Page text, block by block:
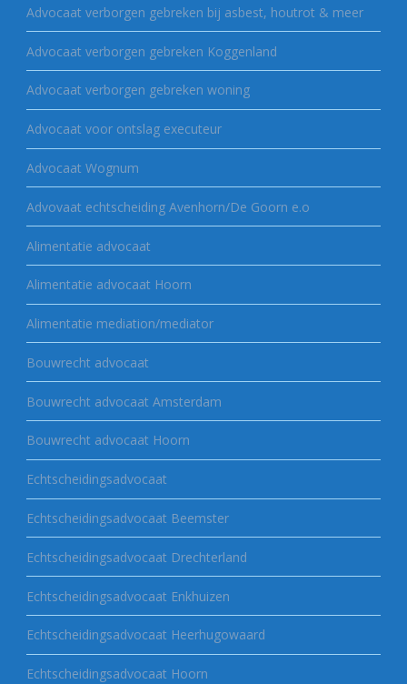
Advocaat verborgen gebreken bij asbest, houtrot & meer
Advocaat verborgen gebreken Koggenland
Advocaat verborgen gebreken woning
Advocaat voor ontslag executeur
Advocaat Wognum
Advovaat echtscheiding Avenhorn/De Goorn e.o
Alimentatie advocaat
Alimentatie advocaat Hoorn
Alimentatie mediation/mediator
Bouwrecht advocaat
Bouwrecht advocaat Amsterdam
Bouwrecht advocaat Hoorn
Echtscheidingsadvocaat
Echtscheidingsadvocaat Beemster
Echtscheidingsadvocaat Drechterland
Echtscheidingsadvocaat Enkhuizen
Echtscheidingsadvocaat Heerhugowaard
Echtscheidingsadvocaat Hoorn